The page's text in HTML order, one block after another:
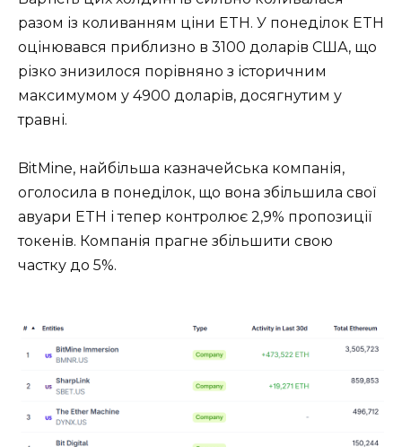
разом із коливанням ціни ETH. У понеділок ETH
оцінювався приблизно в 3100 доларів США, що
різко знизилося порівняно з історичним
максимумом у 4900 доларів, досягнутим у
травні.
BitMine, найбільша казначейська компанія,
оголосила в понеділок, що вона збільшила свої
авуари ETH і тепер контролює 2,9% пропозиції
токенів. Компанія прагне збільшити свою
частку до 5%.